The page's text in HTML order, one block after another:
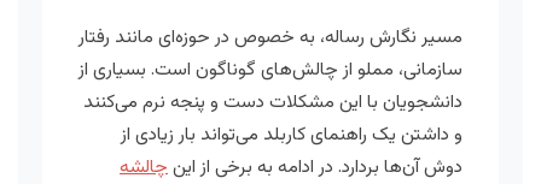
مسیر نگارش رساله، به خصوص در حوزه‌ای مانند رفتار
سازمانی، مملو از چالش‌های گوناگون است. بسیاری از
دانشجویان با این مشکلات دست و پنجه نرم می‌کنند
و داشتن یک راهنمای کاربلد می‌تواند بار زیادی از
دوش آن‌ها بردارد. در ادامه به برخی از اینچالشه